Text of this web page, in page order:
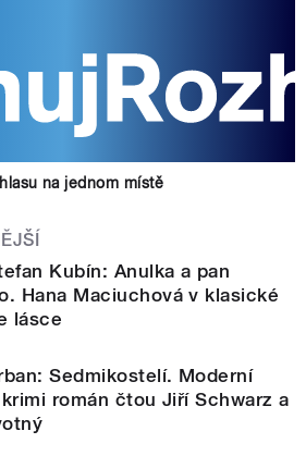
na jednom místě
Kubín: Anulka a pan
Hana Maciuchová v klasické
lásce
Sedmikostelí. Moderní
román čtou Jiří Schwarz a